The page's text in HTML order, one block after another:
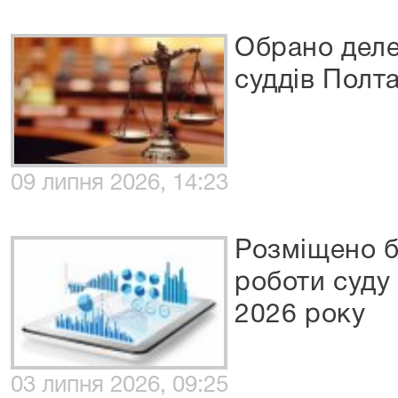
Обрано
суддів
09 липня 2026, 14:23
Розміщено
роботи суду
2026 року
03 липня 2026, 09:25